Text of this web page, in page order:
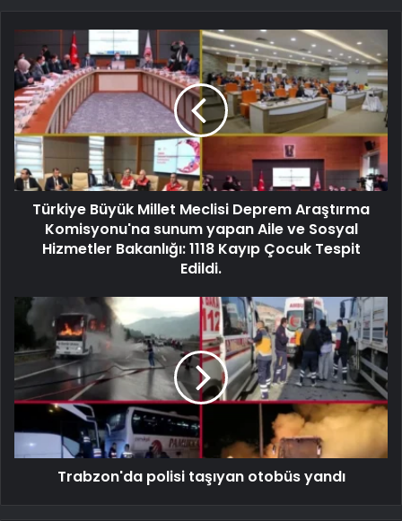
Türkiye Büyük Millet Meclisi Deprem Araştırma
Komisyonu'na sunum yapan Aile ve Sosyal
Hizmetler Bakanlığı: 1118 Kayıp Çocuk Tespit
Edildi.
Trabzon'da polisi taşıyan otobüs yandı